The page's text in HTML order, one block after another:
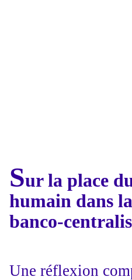
Sur la place
humain dans
banco-
Une réflexion